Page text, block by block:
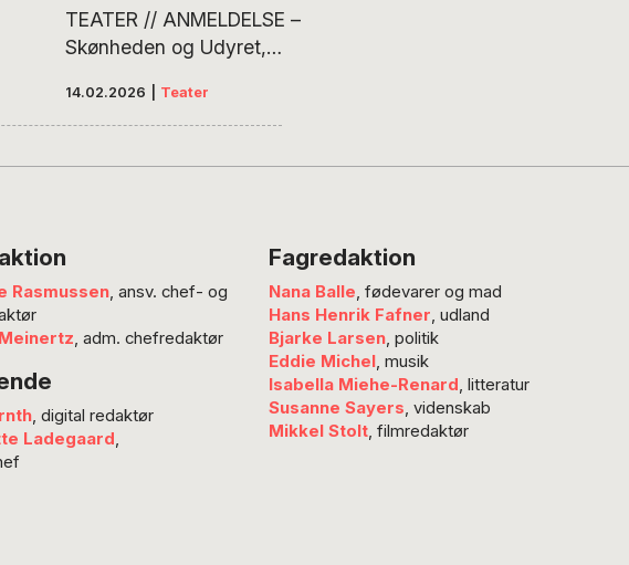
TEATER // ANMELDELSE –
Skønheden og Udyret,
Havfrue. Disney har med
succes overført deres
Falkonersalen med Maria
Lucia og Kristine Yde i
teateranmelder Steen
Blendstrup. Det er lidt af et
scoop, at Frost…
14.02.2026 Teater
Rasmussen, ansv. chef- og
, adm. chefredaktør
, digital redaktør
Ladegaard,
Fagredaktion
Nana Balle, fødevarer og mad
Hans Henrik Fafner, udland
Bjarke Larsen, politik
Eddie Michel, musik
Isabella Miehe-Renard, litteratur
Susanne Sayers, videnskab
Mikkel Stolt, filmredaktør